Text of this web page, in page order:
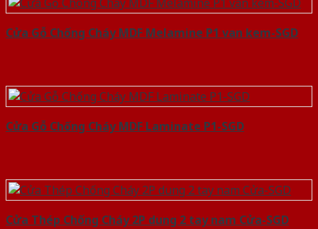
Cửa Gỗ Chống Cháy MDF Melamine P1 van kem-SGD
Cửa Gỗ Chống Cháy MDF Laminate P1-SGD
Cửa Thép Chống Cháy 2P dung 2 tay nam Cửa-SGD